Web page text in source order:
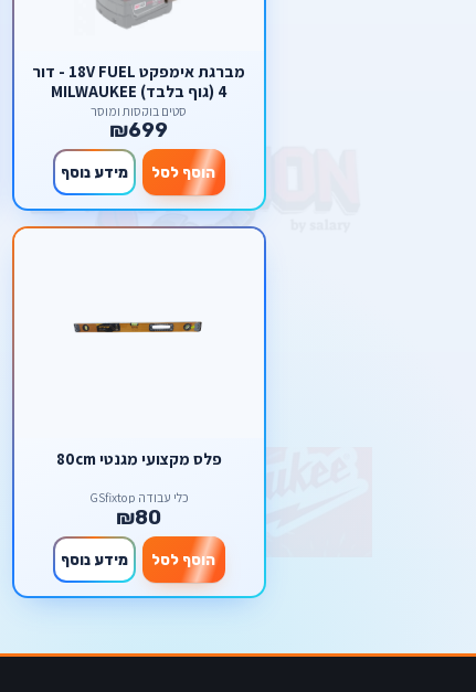
מברגת אימפקט 18V FUEL - דור
4 (גוף בלבד) MILWAUKEE
סטים בוקסות ומוסך
₪699
הוסף לסל מידע נוסף
פלס מקצועי מגנטי 80cm
כלי עבודה GSfixtop
₪80
הוסף לסל מידע נוסף